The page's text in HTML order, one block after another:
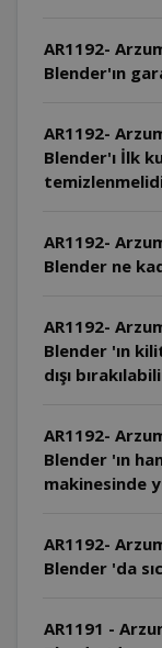
AR1192-
Blender'ın
AR1192-
Blender'ı İlk
AR1192-
Blender ne
AR1192-
Blender 'ın
dışı
AR1192-
Blender 'ın
makinesinde
AR1192-
Blender 'da
AR1191 -